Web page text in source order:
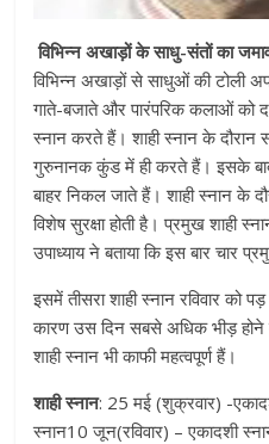
विभिन्न अखाड़ों के साधु-संतों का
विभिन्न अखाड़ों से साधुओं की टोली
गाते-बजाते और पारंपरिक कलाओं को
स्नान करते हैं। शाही स्नान के
गुरुनानक कुंड में ही करते हैं। इसके
बाहर निकल जाते हैं। शाही स्नान के
विशेष सुरक्षा होती है। प्रमुख शाही
उपाध्याय ने बताया कि इस बार चार
इसमें तीसरा शाही स्नान रविवार को
कारण उस दिन सबसे अधिक भीड़ होने
शाही स्नान भी काफी महत्वपूर्ण हैं।
शाही स्नान: 25 मई (शुक्रवार) -
स्नान10 जून(रविवार) – एकादशी